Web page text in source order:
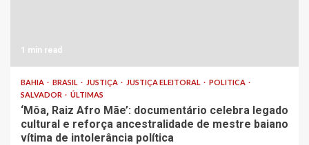
1 min read
BAHIA BRASIL JUSTIÇA JUSTIÇA ELEITORAL
POLITICA
SALVADOR
ÚLTIMAS
‘Môa, Raiz Afro Mãe’: documentário celebra legado
cultural e reforça ancestralidade de mestre baiano
vítima de intolerância política